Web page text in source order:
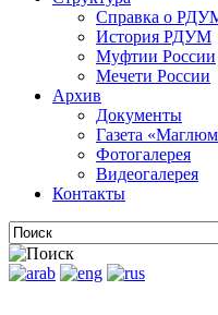
Справка о
История РДУМ
Муфтии России
Мечети России
Архив
Документы
Газета
Фотогалерея
Видеогалерея
Контакты